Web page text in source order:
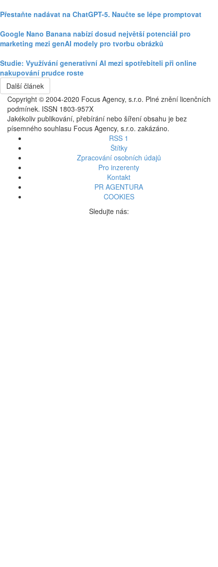
Přestaňte nadávat na ChatGPT-5. Naučte se lépe promptovat
Google Nano Banana nabízí dosud největší potenciál pro
marketing mezi genAI modely pro tvorbu obrázků
Studie: Využívání generativní AI mezi spotřebiteli při online
nakupování prudce roste
Další článek
Copyright © 2004-2020 Focus Agency, s.r.o. Plné znění licenčních
podmínek. ISSN 1803-957X
Jakékoliv publikování, přebírání nebo šíření obsahu je bez
písemného souhlasu Focus Agency, s.r.o. zakázáno.
RSS 1
Štítky
Zpracování osobních údajů
Pro inzerenty
Kontakt
PR AGENTURA
COOKIES
Sledujte nás: